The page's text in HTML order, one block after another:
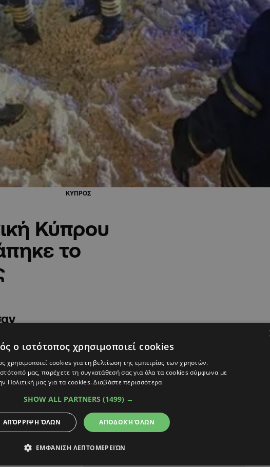
ΚΥΠΡΟΣ
Κύπρου
το
ανάχωμα
αριστερή
πέφτουν
γύρω στις
ο ιστότοπος χρησιμοποιεί cookies
χρησιμοποιεί cookies για τη βελτίωση της εμπειρίας των χρηστών.
μας, παρέχετε τη συγκατάθεσή σας για όλα τα cookies σύμφωνα με
Πολιτική μας για τα cookies.Διαβάστε περισσότερα
SHOW ALL PARTNERS (1499) →
ΑΠΟΔΟΧΉ ΌΛΩΝ
ΑΠΌΡΡΙΨΗ ΌΛΩΝ
ΕΜΦΆΝΙΣΗ ΛΕΠΤΟΜΕΡΕΙΏΝ